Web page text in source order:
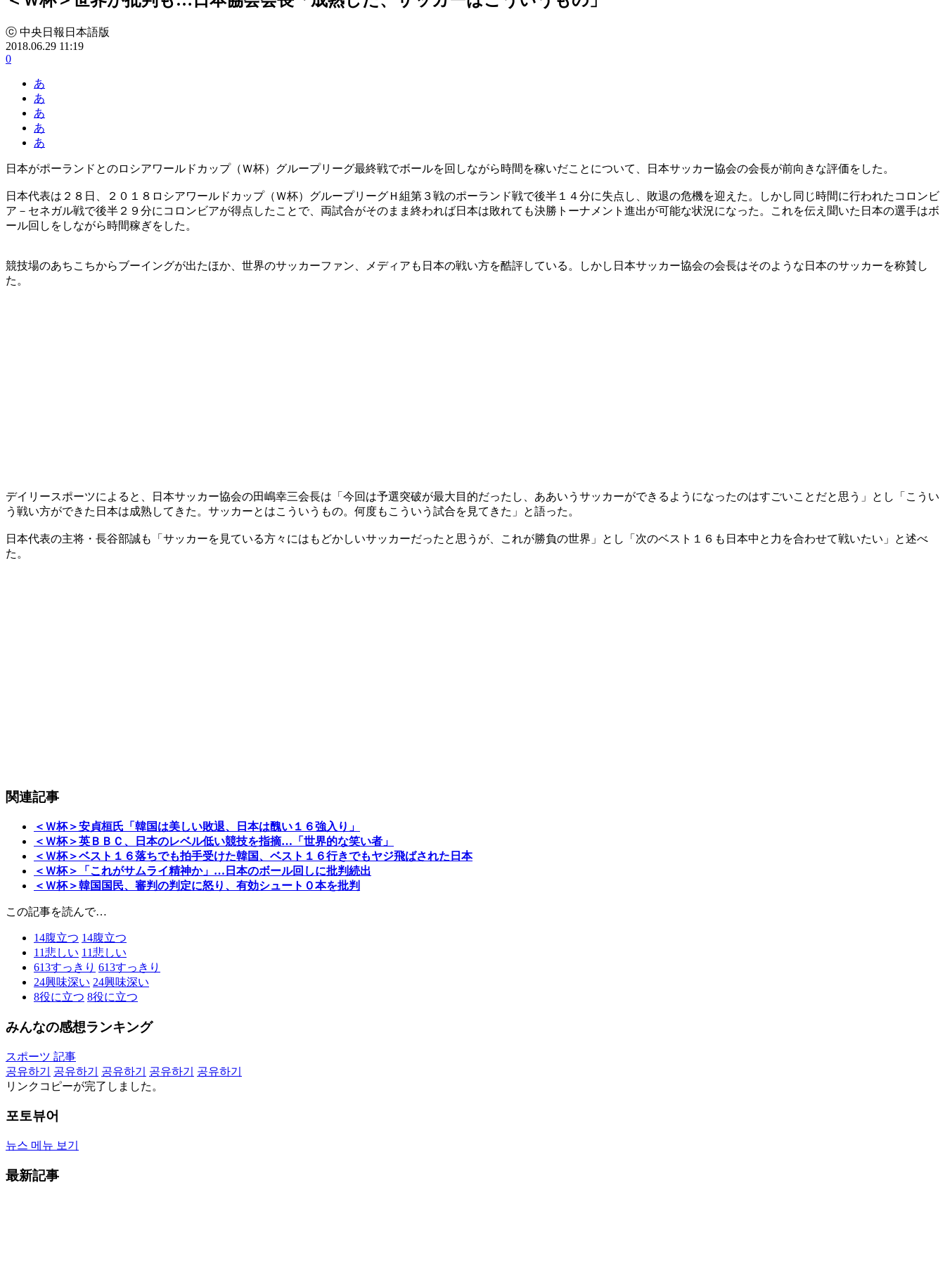
ⓒ 中央日報日本語版
2018.06.29 11:19
0
あ
あ
あ
あ
あ
日本がポーランドとのロシアワールドカップ（Ｗ杯）グループリーグ最終戦でボールを回しながら時間を稼いだことについて、日本サッカー協会の会長が前向きな評価をした。
日本代表は２８日、２０１８ロシアワールドカップ（Ｗ杯）グループリーグＨ組第３戦のポーランド戦で後半１４分に失点し、敗退の危機を迎えた。しかし同じ時間に行われたコロンビ
ア－セネガル戦で後半２９分にコロンビアが得点したことで、両試合がそのまま終われば日本は敗れても決勝トーナメント進出が可能な状況になった。これを伝え聞いた日本の選手はボ
ール回しをしながら時間稼ぎをした。
競技場のあちこちからブーイングが出たほか、世界のサッカーファン、メディアも日本の戦い方を酷評している。しかし日本サッカー協会の会長はそのような日本のサッカーを称賛し
た。
デイリースポーツによると、日本サッカー協会の田嶋幸三会長は「今回は予選突破が最大目的だったし、ああいうサッカーができるようになったのはすごいことだと思う」とし「こうい
う戦い方ができた日本は成熟してきた。サッカーとはこういうもの。何度もこういう試合を見てきた」と語った。
日本代表の主将・長谷部誠も「サッカーを見ている方々にはもどかしいサッカーだったと思うが、これが勝負の世界」とし「次のベスト１６も日本中と力を合わせて戦いたい」と述べ
た。
関連記事
＜Ｗ杯＞安貞桓氏「韓国は美しい敗退、日本は醜い１６強入り」
＜Ｗ杯＞英ＢＢＣ、日本のレベル低い競技を指摘…「世界的な笑い者」
＜Ｗ杯＞ベスト１６落ちでも拍手受けた韓国、ベスト１６行きでもヤジ飛ばされた日本
＜Ｗ杯＞「これがサムライ精神か」…日本のボール回しに批判続出
＜Ｗ杯＞韓国国民、審判の判定に怒り、有効シュート０本を批判
この記事を読んで…
14腹立つ 14腹立つ
11悲しい 11悲しい
613すっきり 613すっきり
24興味深い 24興味深い
8役に立つ 8役に立つ
みんなの感想ランキング
スポーツ 記事
공유하기
공유하기 공유하기 공유하기
공유하기
リンクコピーが完了しました。
포토뷰어
뉴스 메뉴 보기
最新記事